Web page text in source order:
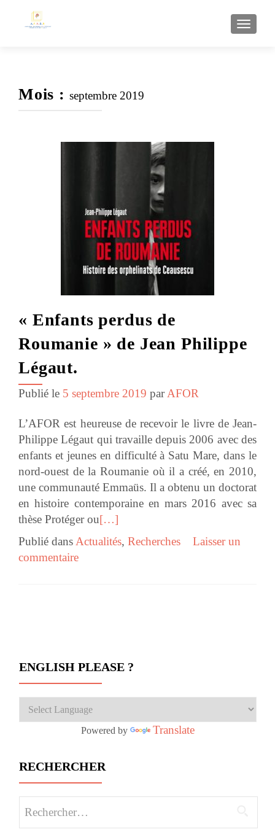
Mois :septembre 2019
« Enfants perdus de
Roumanie » de Jean Philippe
Légaut.
Publié le 5 septembre 2019 parAFOR
L’AFOR est heureuse de recevoir le livre de Jean-
Philippe Légaut qui travaille depuis 2006 avec des
enfants et jeunes en difficulté à Satu Mare, dans le
nord-ouest de la Roumanie où il a créé, en 2010,
une communauté Emmaüs. Il a obtenu un doctorat
en histoire contemporaine en mars 2016 avec sa
thèse Protéger ou[…]
Publié dans Actualités, Recherches
Laisser un
commentaire
ENGLISH PLEASE ?
Powered by Translate
RECHERCHER